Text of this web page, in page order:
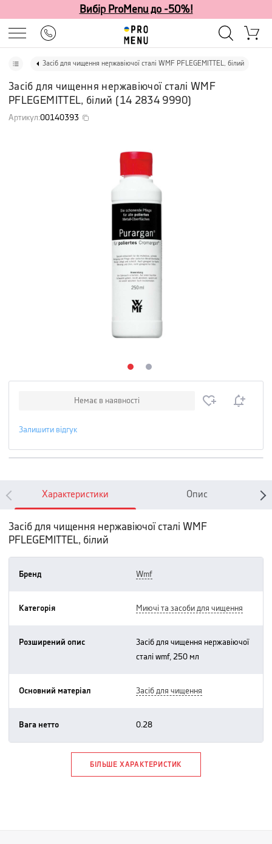
Вибір ProMenu до -50%!
Засіб для чищення нержавіючої сталі WMF PFLEGEMITTEL, білий
Засіб для чищення нержавіючої сталі WMF
PFLEGEMITTEL, білий (14 2834 9990)
Артикул:00140393
Немає в наявності
Залишити відгук
Характеристики Опис
Засіб для чищення нержавіючої сталі WMF
PFLEGEMITTEL, білий
Бренд wmf
Категорія миючі та засоби для чищення
Розширений опис
засіб для чищення нержавіючої
сталі wmf, 250 мл
Основний матеріал засіб для чищення
Вага нетто 0.28
БІЛЬШЕ ХАРАКТЕРИСТИК